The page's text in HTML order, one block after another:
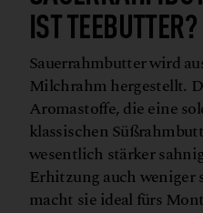
ST TEEBUTTER?
Sauerrahmbutter wird
Milchrahm hergestellt.
Aromastoffe, die eine
klassischen
wesentlich stärker
Erhitzung auch weniger
macht sie ideal fürs